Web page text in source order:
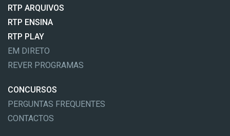
RTP ARQUIVOS
RTP ENSINA
RTP PLAY
EM DIRETO
REVER PROGRAMAS
CONCURSOS
PERGUNTAS FREQUENTES
CONTACTOS